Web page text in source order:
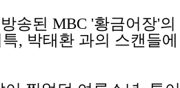
송된 MBC '황금어장'
, 박태환 과의 스캔들